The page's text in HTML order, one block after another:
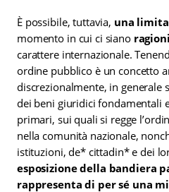
È possibile, tuttavia, una
momento in cui ci siano
carattere internazionale.
ordine pubblico è un concetto
discrezionalmente, in generale
dei beni giuridici fondamentali
primari, sui quali si regge
nella comunità nazionale,
istituzioni, de* cittadin* e dei
esposizione della bandiera
rappresenta di per sé una